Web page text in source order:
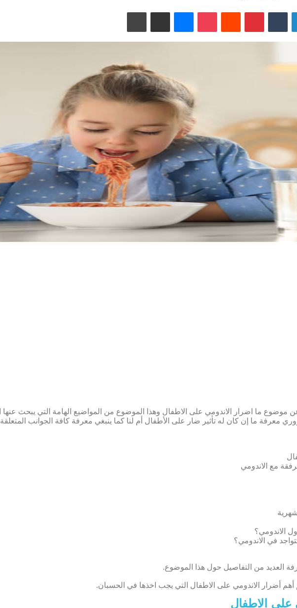
ما اضرار الاندومي على الاطفال وهذا الموضوع من المواضيع الهامة التي يبحث عنها
معرفة ما إن كان له تأثير ضار على الأطفال أم لنا كما ينبغي معرفة كافة الجوانب
مع الاندومي
الاندومي؟
في الاندومي؟
العديد من التفاصيل حول هذا الموضوع.
أضرار الاندومي على الاطفال التي يجب اخذها في الحسبان.
على الاطفال